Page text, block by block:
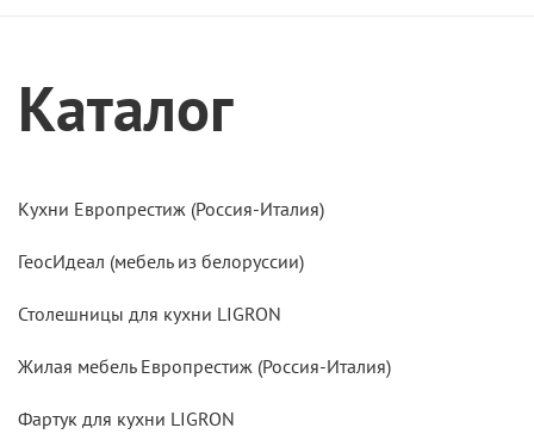
Каталог
Кухни Европрестиж (Россия-Италия)
ГеосИдеал (мебель из белоруссии)
Столешницы для кухни LIGRON
Жилая мебель Европрестиж (Россия-Италия)
Фартук для кухни LIGRON